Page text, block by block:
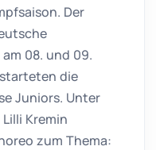
Der
08. und 09.
die
Juniors. Unter
Kremin
zum Thema: